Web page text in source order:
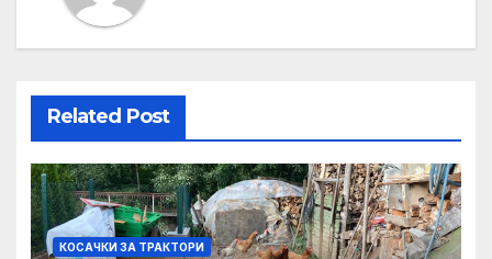
Related Post
КОСАЧКИ ЗА ТРАКТОРИ